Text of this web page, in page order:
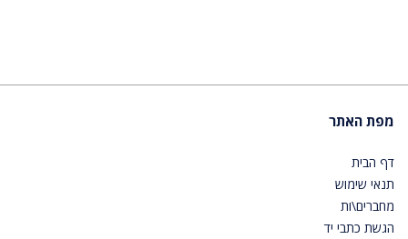
מפת האתר
דף הבית
תנאי שימוש
מחברים\ות
הגשת כתבי יד